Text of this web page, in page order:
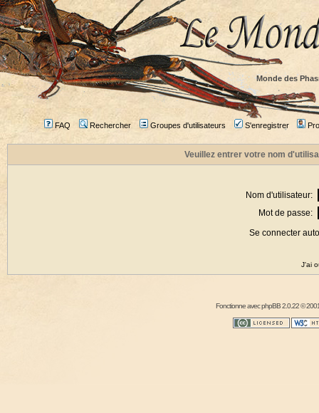
Monde des
FAQ Rechercher Groupes d'utilisateurs S'enregistrer
Veuillez entrer votre nom
Nom d'utilisateur:
Mot de passe:
Se connecter
J'ai
Fonctionne avecphpBB2.0.22 ©